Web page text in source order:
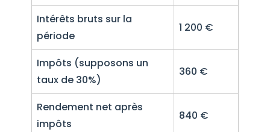
Intérêts bruts sur la
période
1 200 €
Impôts (supposons un
taux de 30%)
360 €
Rendement net après
impôts
840 €